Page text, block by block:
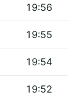
19:56
19:55
19:54
19:52